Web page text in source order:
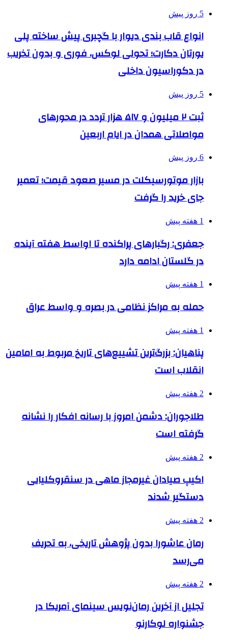
5 روز پیش
انواع قاب بندی دیوار با گچبری پیش ساخته پلی
یورتان دکارت؛ تحولی لوکس، فوری و بدون تخریب
در دکوراسیون داخلی
5 روز پیش
ثبت ۲ میلیون و ۵۱۷ هزار تردد در محورهای
مواصلاتی همدان در ایام اربعین
6 روز پیش
بازار موتورسیکلت در مسیر صعود قیمت؛ تعمیر
جای خرید را گرفت
1 هفته پیش
جعفری: رگبارهای پراکنده تا اواسط هفته آینده
در گلستان ادامه دارد
1 هفته پیش
حمله به مراکز نظامی در بصره و واسط عراق
1 هفته پیش
پناهیان: بزرگ‌ترین تشییع‌های تاریخ مربوط به امامین
انقلاب است
2 هفته پیش
طلاجوران: دشمن امروز با رسانه افکار را نشانه
گرفته است
2 هفته پیش
اکیپ صیادان غیرمجاز ماهی در سنقروکلیایی
دستگیر شدند
2 هفته پیش
رمان عاشورا بدون پژوهش تاریخی، به تحریف
می‌رسد
2 هفته پیش
تجلیل از آخرین رمان‌نویس سینمای آمریکا در
جشنواره لوکارنو